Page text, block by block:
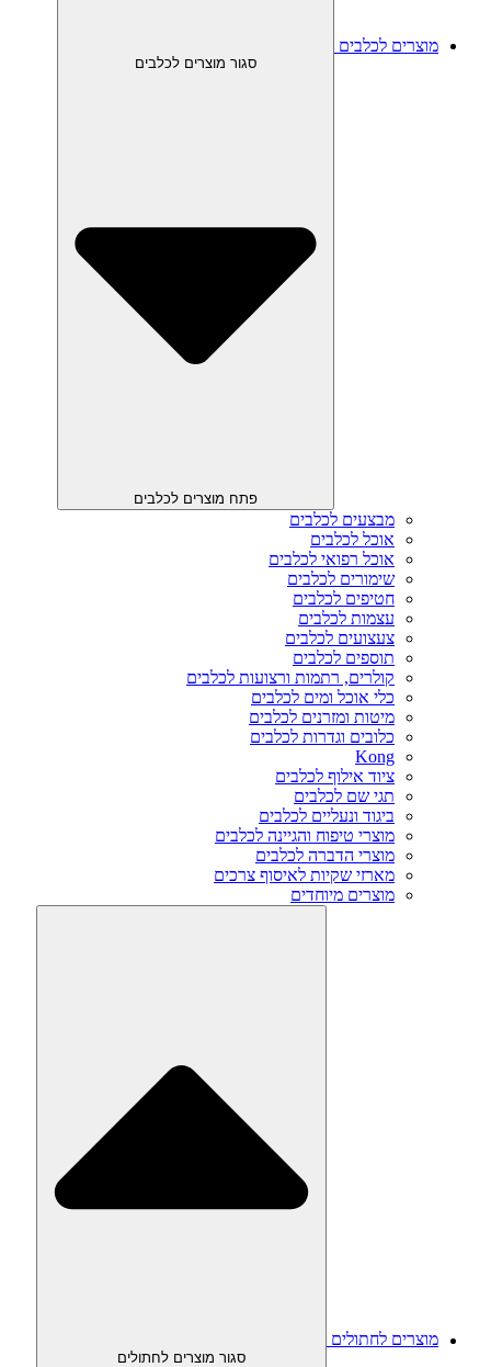
מוצרים לכלבים
סגור מוצרים לכלבים
פתח מוצרים לכלבים
מבצעים לכלבים
אוכל לכלבים
אוכל רפואי לכלבים
שימורים לכלבים
חטיפים לכלבים
עצמות לכלבים
צעצועים לכלבים
תוספים לכלבים
קולרים, רתמות ורצועות לכלבים
כלי אוכל ומים לכלבים
מיטות ומזרנים לכלבים
כלובים וגדרות לכלבים
Kong
ציוד אילוף לכלבים
תגי שם לכלבים
ביגוד ונעליים לכלבים
מוצרי טיפוח והגיינה לכלבים
מוצרי הדברה לכלבים
מארזי שקיות לאיסוף צרכים
מוצרים מיוחדים
מוצרים לחתולים
סגור מוצרים לחתולים